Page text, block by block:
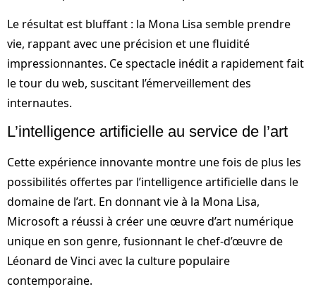
Le résultat est bluffant : la Mona Lisa semble prendre
vie, rappant avec une précision et une fluidité
impressionnantes. Ce spectacle inédit a rapidement fait
le tour du web, suscitant l’émerveillement des
internautes.
L’intelligence artificielle au service de l’art
Cette expérience innovante montre une fois de plus les
possibilités offertes par l’intelligence artificielle dans le
domaine de l’art. En donnant vie à la Mona Lisa,
Microsoft a réussi à créer une œuvre d’art numérique
unique en son genre, fusionnant le chef-d’œuvre de
Léonard de Vinci avec la culture populaire
contemporaine.